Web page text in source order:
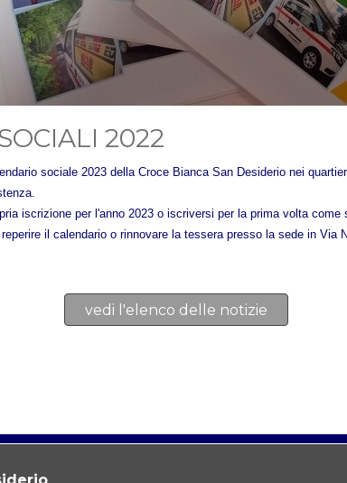
2022
sociale 2023 della Croce Bianca San Desiderio nei
iscrizione per l'anno 2023 o iscriversi per la prima volta
il calendario o rinnovare la tessera presso la sede in Via
vedi l'elenco delle notizie